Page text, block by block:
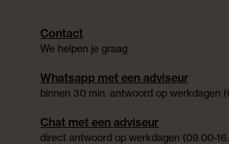
Contact
We helpen je graag
Whatsapp met een adviseur
binnen 30 min. antwoord op werkdagen
Chat met een adviseur
direct antwoord op werkdagen (09.00-